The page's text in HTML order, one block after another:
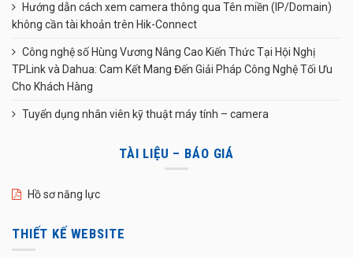
Hướng dẫn cách xem camera thông qua Tên miền (IP/Domain)
không cần tài khoản trên Hik-Connect
Công nghệ số Hùng Vương Nâng Cao Kiến Thức Tại Hội Nghị
TPLink và Dahua: Cam Kết Mang Đến Giải Pháp Công Nghệ Tối Ưu
Cho Khách Hàng
Tuyển dụng nhân viên kỹ thuật máy tính – camera
TÀI LIỆU – BÁO GIÁ
Hồ sơ năng lực
THIẾT KẾ WEBSITE